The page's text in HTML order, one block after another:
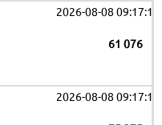
2026-08-08 09:17:19
61 076
2026-08-08 09:17:19